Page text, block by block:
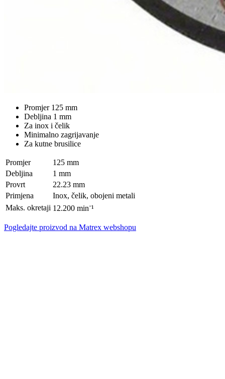
Promjer 125 mm
Debljina 1 mm
Za inox i čelik
Minimalno zagrijavanje
Za kutne brusilice
Promjer
125 mm
Debljina
1 mm
Provrt
22.23 mm
Primjena
Inox, čelik, obojeni metali
Maks. okretaji 12.200 min⁻¹
Pogledajte proizvod na Matrex webshopu